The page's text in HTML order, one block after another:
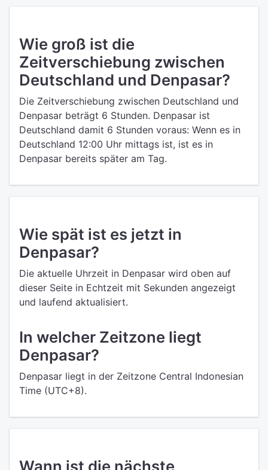
Wie groß ist die
Zeitverschiebung zwischen
Deutschland und Denpasar?
Die Zeitverschiebung zwischen Deutschland und
Denpasar beträgt 6 Stunden. Denpasar ist
Deutschland damit 6 Stunden voraus: Wenn es in
Deutschland 12:00 Uhr mittags ist, ist es in
Denpasar bereits später am Tag.
Wie spät ist es jetzt in
Denpasar?
Die aktuelle Uhrzeit in Denpasar wird oben auf
dieser Seite in Echtzeit mit Sekunden angezeigt
und laufend aktualisiert.
In welcher Zeitzone liegt
Denpasar?
Denpasar liegt in der Zeitzone Central Indonesian
Time (UTC+8).
Wann ist die nächste